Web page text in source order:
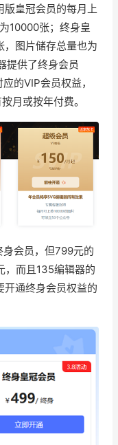
版皇冠会员的每月上
10000张；终身皇
图片储存总量也为
提供了终身会员
的VIP会员权益，
月或按年付费。
身会员，但799元的
，而且135编辑器的
开通终身会员权益的